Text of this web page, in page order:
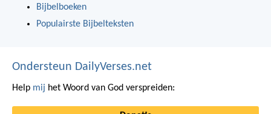
Bijbelboeken
Populairste Bijbelteksten
Ondersteun DailyVerses.net
Help mij het Woord van God verspreiden: